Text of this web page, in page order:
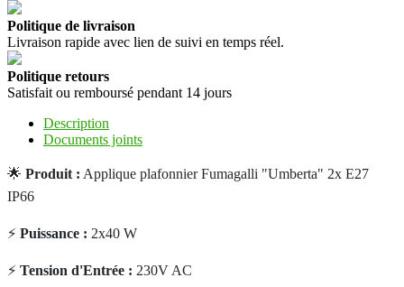
Politique de livraison
Livraison rapide avec lien de suivi en temps réel.
Politique retours
Satisfait ou remboursé pendant 14 jours
Description
Documents joints
🌟 Produit : Applique plafonnier Fumagalli "Umberta" 2x E27
IP66
⚡ Puissance : 2x40 W
⚡ Tension d'Entrée : 230V AC